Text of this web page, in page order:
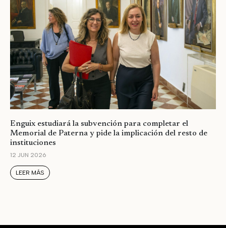
Enguix estudiará la subvención para completar el
Memorial de Paterna y pide la implicación del resto de
instituciones
12 JUN 2026
LEER MÁS